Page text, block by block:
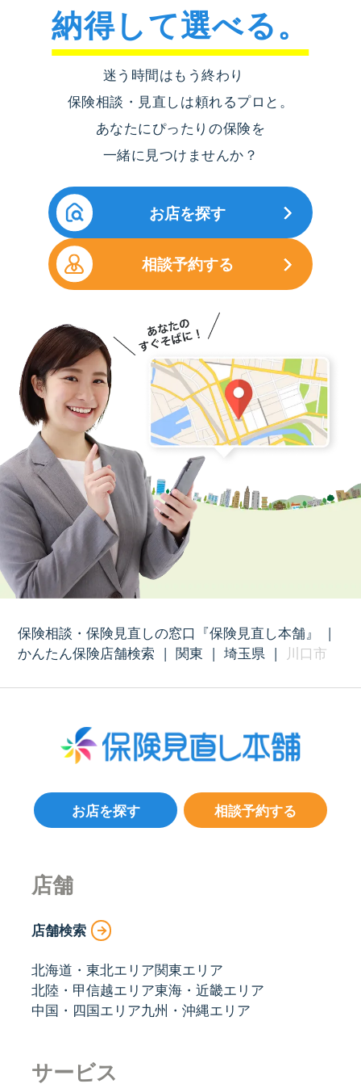
納得して選べる。
迷う時間はもう終わり
保険相談・見直しは頼れるプロと。
あなたにぴったりの保険を
一緒に見つけませんか？
お店を探す
相談予約する
保険相談・保険見直しの窓口『保険見直し本舗』
|
かんたん保険店舗検索 | 関東 | 埼玉県 | 川口市
相談予約する
お店を探す
店舗
店舗検索
北海道・東北エリア関東エリア
北陸・甲信越エリア東海・近畿エリア
中国・四国エリア九州・沖縄エリア
サービス